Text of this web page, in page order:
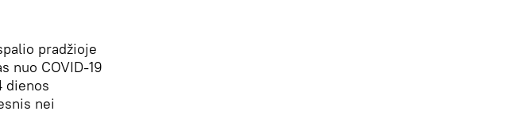
pradžioje
nuo COVID-19
dienos
nei